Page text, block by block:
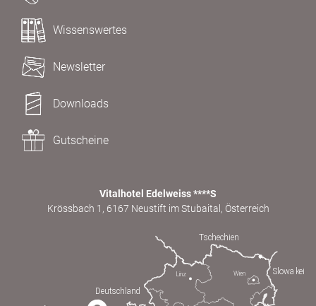
Wissenswertes
Newsletter
Downloads
Gutscheine
Vitalhotel Edelweiss ****S
Krössbach 1, 6167 Neustift im Stubaital, Österreich